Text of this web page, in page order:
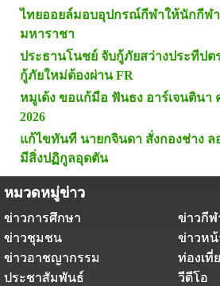
ไทยออยล์มอบอุปกรณ์กีฬาให้นักกีฬา
มหาราชา
ประธานโนชย์ จับกู้ภัยสว่างประทีปต
กู้ภัยใหม่ต้องผ่าน FR
หมูเด้ง ขอแก้มือ ฟันธง อาร์เจนติน
2026
แก้ไขทันที นายกจินดา สั่งกองช่าง
มีสิ่งปฏิกูลอุดตัน
หมวดหมู่ข่าว
ข่าวการศึกษา
ข่าวกีฬ
ข่าวชุมชน
ข่าวหน้
ข่าวอาชญากรรม
ท่องเที่
ประชาสัมพันธ์
วีดีโอ